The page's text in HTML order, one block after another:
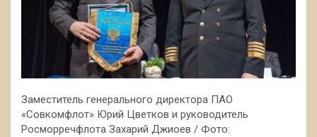
Заместитель генерального директора ПАО
«Совкомфлот» Юрий Цветков и руководитель
Росморречфлота Захарий Джиоев / Фото: